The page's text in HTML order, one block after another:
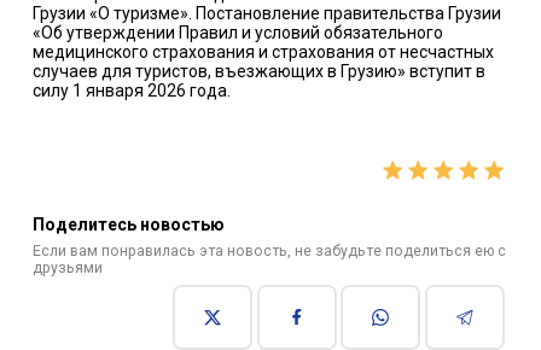
Грузии «О туризме». Постановление правительства Грузии
«Об утверждении Правил и условий обязательного
медицинского страхования и страхования от несчастных
случаев для туристов, въезжающих в Грузию» вступит в
силу 1 января 2026 года.
Поделитесь новостью
Если вам понравилась эта новость, не забудьте поделиться ею с
друзьями